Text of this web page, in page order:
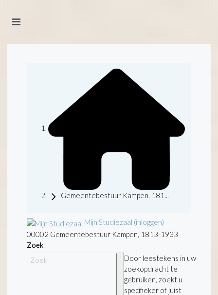
Gemeentebestuur Kampen, 181...
Mijn Studiezaal (inloggen)
00002 Gemeentebestuur Kampen, 1813-1933
Zoek
Door leestekens in uw
zoekopdracht te
gebruiken, zoekt u
specifieker of juist